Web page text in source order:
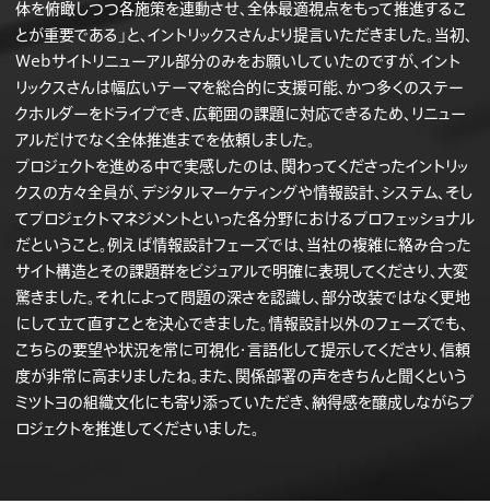
体を俯瞰しつつ各施策を連動させ、全体最適視点をもって推進するこ
とが重要である」と、イントリックスさんより提言いただきました。当初、
Webサイトリニューアル部分のみをお願いしていたのですが、イント
リックスさんは幅広いテーマを総合的に支援可能、かつ多くのステー
クホルダーをドライブでき、広範囲の課題に対応できるため、リニュー
アルだけでなく全体推進までを依頼しました。
プロジェクトを進める中で実感したのは、関わってくださったイントリッ
クスの方々全員が、デジタルマーケティングや情報設計、システム、そし
てプロジェクトマネジメントといった各分野におけるプロフェッショナル
だということ。例えば情報設計フェーズでは、当社の複雑に絡み合った
サイト構造とその課題群をビジュアルで明確に表現してくださり、大変
驚きました。それによって問題の深さを認識し、部分改装ではなく更地
にして立て直すことを決心できました。情報設計以外のフェーズでも、
こちらの要望や状況を常に可視化・言語化して提示してくださり、信頼
度が非常に高まりましたね。また、関係部署の声をきちんと聞くという
ミツトヨの組織文化にも寄り添っていただき、納得感を醸成しながらプ
ロジェクトを推進してくださいました。